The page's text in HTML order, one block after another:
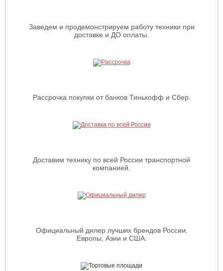
Заведем и продемонстрируем работу техники при
доставке и ДО оплаты.
Рассрочка покупки от банков Тинькофф и Сбер.
Доставим технику по всей России транспортной
компанией.
Официальный дилер лучших брендов России,
Европы, Азии и США.